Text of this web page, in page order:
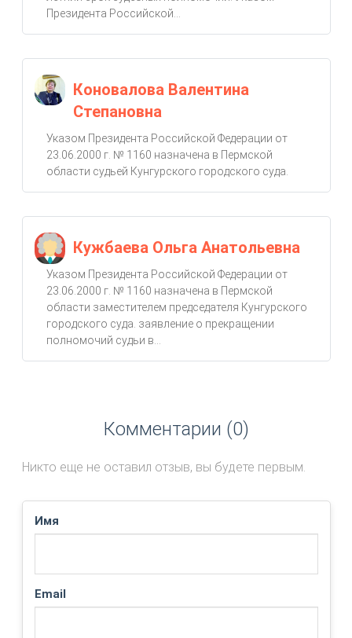
Президента Российской...
Коновалова Валентина
Степановна
Указом Президента Российской Федерации от
23.06.2000 г. № 1160 назначена в Пермской
области судьей Кунгурского городского суда.
Кужбаева Ольга Анатольевна
Указом Президента Российской Федерации от
23.06.2000 г. № 1160 назначена в Пермской
области заместителем председателя Кунгурского
городского суда. заявление о прекращении
полномочий судьи в...
Комментарии (0)
Никто еще не оставил отзыв, вы будете первым.
Имя
Email